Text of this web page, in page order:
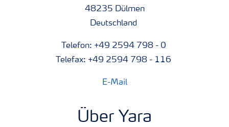
48235 Dülmen
Deutschland
Telefon: +49 2594 798 - 0
Telefax: +49 2594 798 - 116
E-Mail
Über Yara